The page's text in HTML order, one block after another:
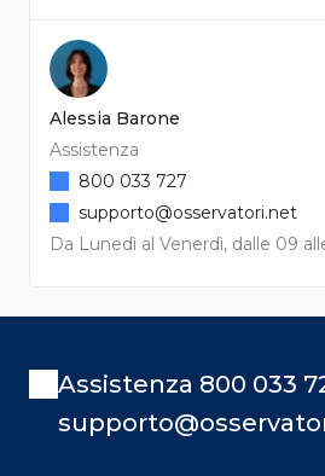
Alessia Barone
Assistenza
Da Lunedì al Venerdì, dalle 09
800 033 727
supporto@osservatori.net
Assistenza 800 033